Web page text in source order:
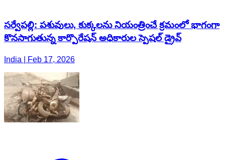
సర్వేపల్లి: పశువులు, కుక్కలను నియంత్రించే క్రమంలో భాగంగా
కొనసాగుతున్న కార్పొరేషన్ అధికారుల స్పెషల్ డ్రైవ్
India | Feb 17, 2026